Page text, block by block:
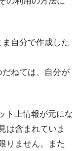
自分で作成した
ねては、自分が
ト上情報が元にな
は含まれていま
りません。また